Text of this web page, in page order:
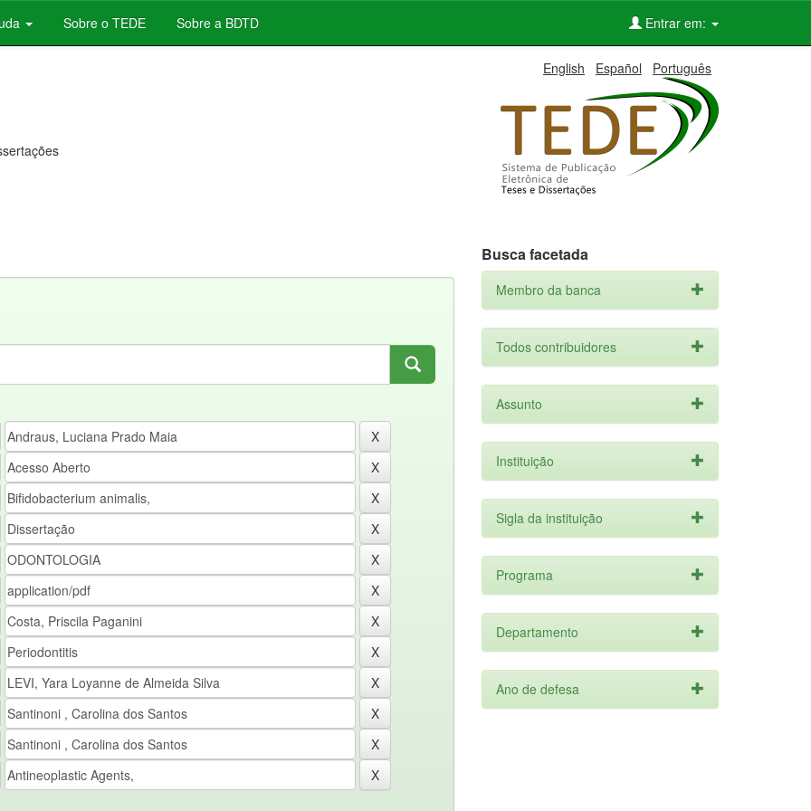
Sobre o TEDE Sobre a BDTD Entrar em:
English Español Português
Busca facetada
Membro da banca
Todos contribuidores
Assunto
Instituição
Sigla da instituição
Programa
Departamento
Ano de defesa